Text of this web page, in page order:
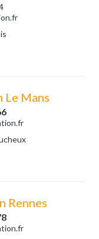
Mans
Rennes